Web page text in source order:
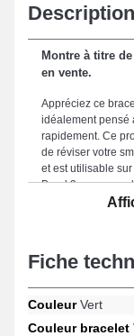
Description
Montre à titre
en vente.
Appréciez ce
idéalement pensé
rapidement. Ce
de réviser votre
et est utilisable
Band 3 par
bracelet de
ce bracelet, vous
soignées, en
conformer
Fiche
CouleurVert
Couleur bracelet